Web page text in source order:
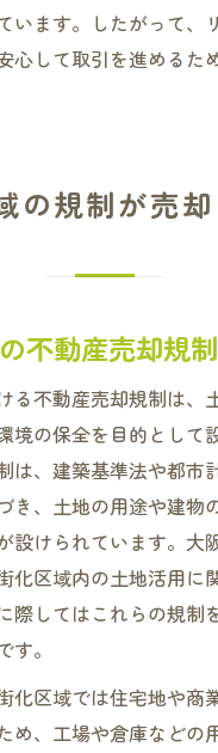
います。したがって、
心して取引を進めるた
の規制が売
不動産売却規
る不動産売却規制は、
境の保全を目的として
は、建築基準法や都市
き、土地の用途や建物
設けられています。大
化区域内の土地活用に
際してはこれらの規制
。
化区域では住宅地や商
め、工場や倉庫などの